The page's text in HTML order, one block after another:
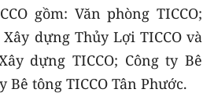
gồm: Văn phòng TICCO;
dựng Thủy Lợi TICCO và
dựng TICCO; Công ty Bê
Bê tông TICCO Tân Phước.